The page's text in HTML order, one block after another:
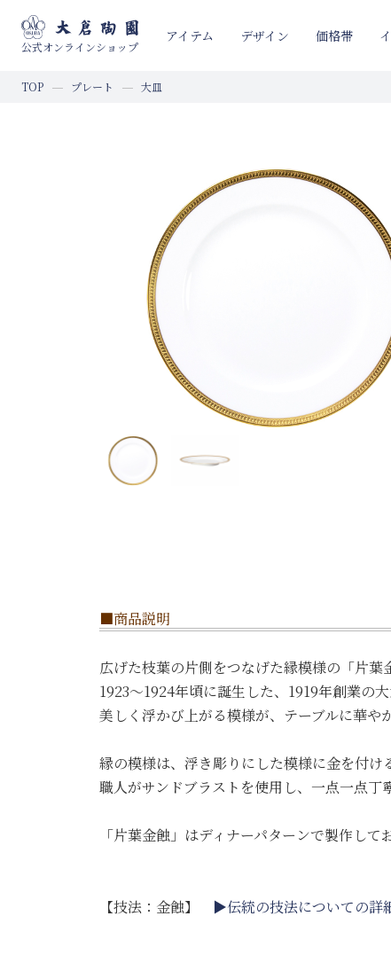
公式オンラインショップ
アイテム デザイン 価格帯
TOP プレート 大皿
■商品説明
広げた枝葉の片側をつなげた縁模様の「片葉
1923〜1924年頃に誕生した、1919年創業の
美しく浮かび上がる模様が、テーブルに華や
縁の模様は、浮き彫りにした模様に金を付け
職人がサンドブラストを使用し、一点一点丁
「片葉金蝕」はディナーパターンで製作し
【技法：金蝕】 ▶伝統の技法についての詳